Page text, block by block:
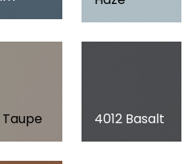
Taupe 4012 Basalt